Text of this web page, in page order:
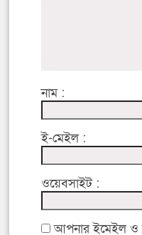
নাম :
ই-মেইল :
ওয়েবসাইট :
আপনার ইমেইল ও